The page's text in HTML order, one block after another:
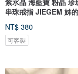
紫水晶 海藍寶 粉晶 珍
串珠戒指 JIEGEM 姊
NT$ 380
可客製